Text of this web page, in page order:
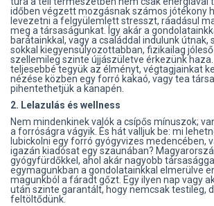
időben végzett mozgásnak számos jótékony
levezetni a felgyülemlett stresszt, ráadásul
meg a társaságunkat. Így akár a
barátainkkal, vagy a családdal indulunk útnak,
sokkal kiegyensúlyozottabban, fizikailag
szellemileg szinte újjászületve érkezünk
teljesebbé tegyük az élményt, végtagjainkat
nézése közben egy forró kakaó, vagy tea
pihentethetjük a kanapén.
2. Lelazulás és wellness
Nem mindenkinek valók a csípős mínuszok;
a forróságra vágyik. És hát valljuk be: mi
lubickolni egy forró gyógyvizes medencében,
igazán kiadósat egy szaunában?
gyógyfürdőkkel, ahol akár nagyobb
egymagunkban a gondolatainkkal elmerülve
magunkból a fáradt gőzt. Egy ilyen nap vagy
után szinte garantált, hogy nemcsak testileg,
feltöltődünk.